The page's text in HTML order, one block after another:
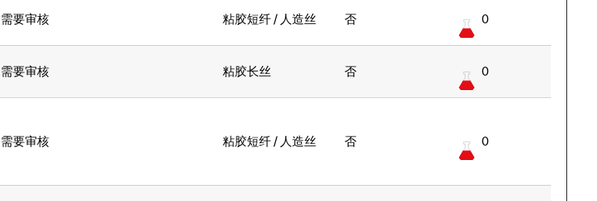
需要审核 粘胶短纤 / 人造丝 否 0
需要审核 粘胶长丝 否 0
需要审核 粘胶短纤 / 人造丝 否 0